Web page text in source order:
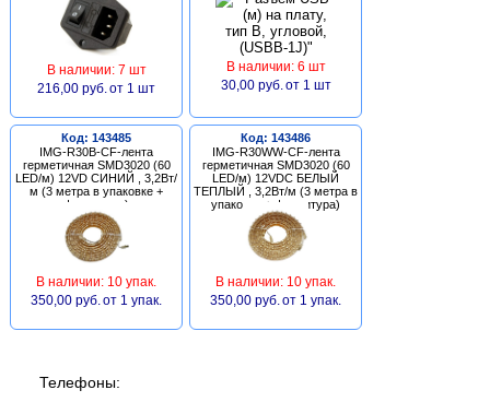
В наличии: 7 шт
216,00 руб. от 1 шт
В наличии: 6 шт
30,00 руб. от 1 шт
Код: 143485
IMG-R30B-CF-лента
герметичная SMD3020 (60
LED/м) 12VD СИНИЙ , 3,2Вт/
м (3 метра в упаковке +
фурнитура)
В наличии: 10 упак.
350,00 руб. от 1 упак.
Код: 143486
IMG-R30WW-CF-лента
герметичная SMD3020 (60
LED/м) 12VDC БЕЛЫЙ
ТЕПЛЫЙ , 3,2Вт/м (3 метра в
упаковке + фурнитура)
В наличии: 10 упак.
350,00 руб. от 1 упак.
Телефоны: